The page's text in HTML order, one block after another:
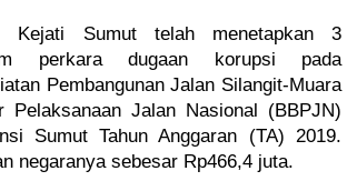
Kejati Sumut telah menetapkan 3
perkara dugaan korupsi pada
Pembangunan Jalan Silangit-Muara
Pelaksanaan Jalan Nasional (BBPJN)
Sumut Tahun Anggaran (TA) 2019.
negaranya sebesar Rp466,4 juta.